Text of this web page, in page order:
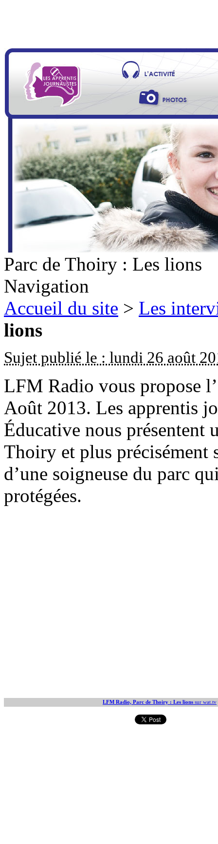
Parc de Thoiry : Les lions
Navigation
Accueil du site > Les
lions
Sujet publié le : lundi 26 août
LFM Radio vous propose
Août 2013. Les apprentis
Éducative nous présentent
Thoiry et plus précisément
d’une soigneuse du parc
protégées.
LFM Radio, Parc de Thoiry : Les lions sur wat.tv